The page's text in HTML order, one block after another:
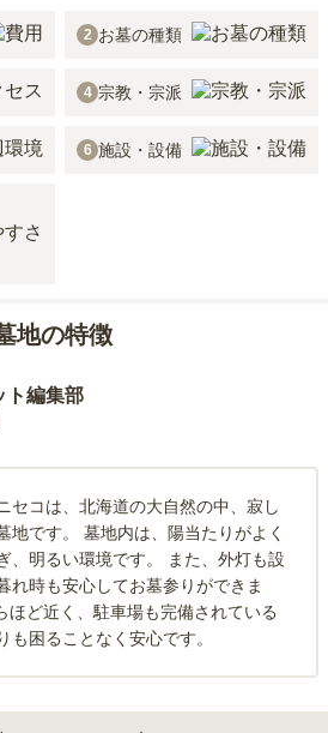
2 お墓の種類
4 宗教・宗派
6 施設・設備
地の特徴
ト編集部
セコは、北海道の大自然の中、寂し
地です。 墓地内は、陽当たりがよく
、明るい環境です。 また、外灯も設
れ時も安心してお墓参りができま
ほど近く、駐車場も完備されている
も困ることなく安心です。